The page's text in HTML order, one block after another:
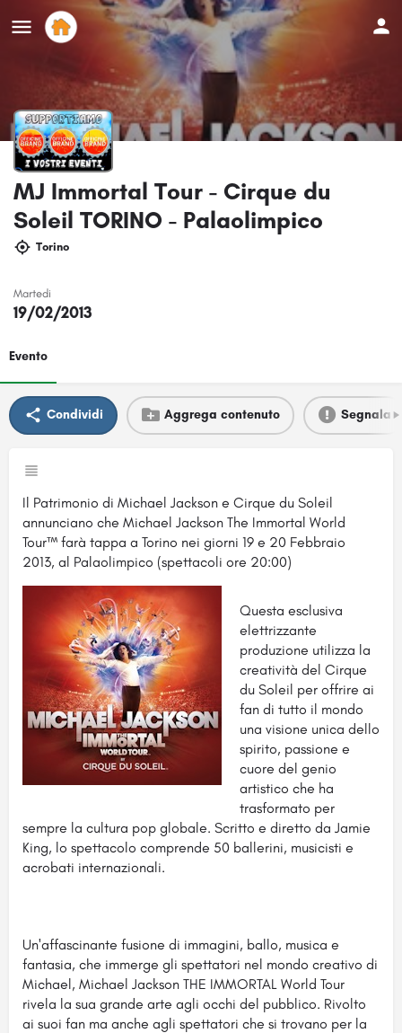
MJ Immortal Tour - Cirque du
Soleil TORINO - Palaolimpico
Torino
Martedi
19/02/2013
Evento
Condividi Aggrega contenuto Segnala
Il Patrimonio di Michael Jackson e Cirque du Soleil
annunciano che Michael Jackson The Immortal World
Tour™ farà tappa a Torino nei giorni 19 e 20 Febbraio
2013, al Palaolimpico (spettacoli ore 20:00)
Questa esclusiva
elettrizzante
produzione utilizza la
creatività del Cirque
du Soleil per offrire ai
fan di tutto il mondo
una visione unica dello
spirito, passione e
cuore del genio
artistico che ha
trasformato per
sempre la cultura pop globale. Scritto e diretto da Jamie
King, lo spettacolo comprende 50 ballerini, musicisti e
acrobati internazionali.
Un'affascinante fusione di immagini, ballo, musica e
fantasia, che immerge gli spettatori nel mondo creativo di
Michael, Michael Jackson THE IMMORTAL World Tour
rivela la sua grande arte agli occhi del pubblico. Rivolto
ai suoi fan ma anche agli spettatori che si trovano per la